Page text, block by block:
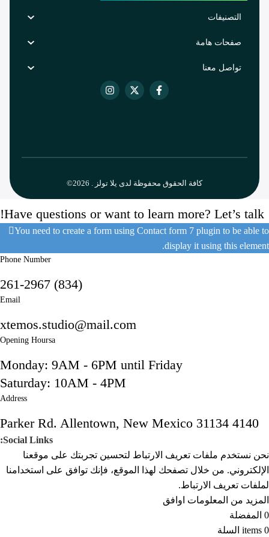
التصنيفات
صفحات هامة
تواصل معنا
كافة الحقوق محفوظة لدى يلا تولز . 2026©
Have questions or want to learn more? Let’s talk!
You need to create a form using Contact form 7 plugin to be able to
display it using this element.
Phone Number
(834) 261-2967
Email
xtemos.studio@mail.com
Opening Hoursa
Monday: 9AM - 6PM until Friday
Saturday: 10AM - 4PM
Address
4140 Parker Rd. Allentown, New Mexico 31134
Social Links:
نحن نستخدم ملفات تعريف الارتباط لتحسين تجربتك على موقعنا
الإلكتروني. من خلال تصفحك لهذا الموقع، فإنك توافق على استخدامنا
لملفات تعريف الارتباط.
المزيد من المعلومات اوافق
0 المفضلة
0
items السلة